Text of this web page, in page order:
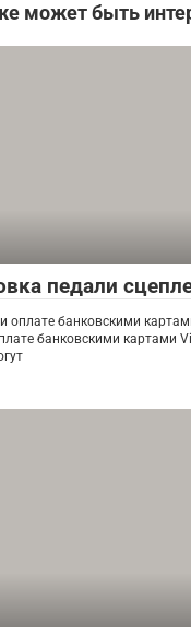
может быть
педали
оплате банковскими
банковскими картами